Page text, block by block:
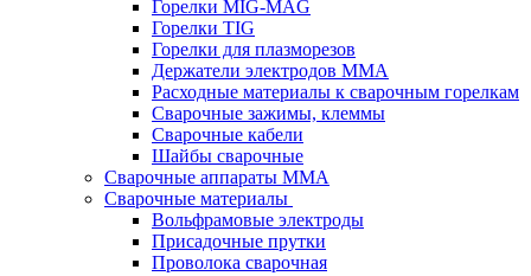
Горелки MIG-MAG
Горелки TIG
Горелки для плазморезов
Держатели электродов ММА
Расходные материалы к сварочным горелкам
Сварочные зажимы, клеммы
Сварочные кабели
Шайбы сварочные
Сварочные аппараты MMA
Сварочные материалы
Вольфрамовые электроды
Присадочные прутки
Проволока сварочная